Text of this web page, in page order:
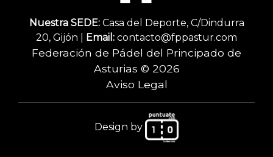
Nuestra SEDE:Casa del Deporte, C/Dindurra
20, Gijón |
Email: contacto@fppastur.com
Federación de Pádel del Principado de
Asturias © 2026
Aviso Legal
Design by